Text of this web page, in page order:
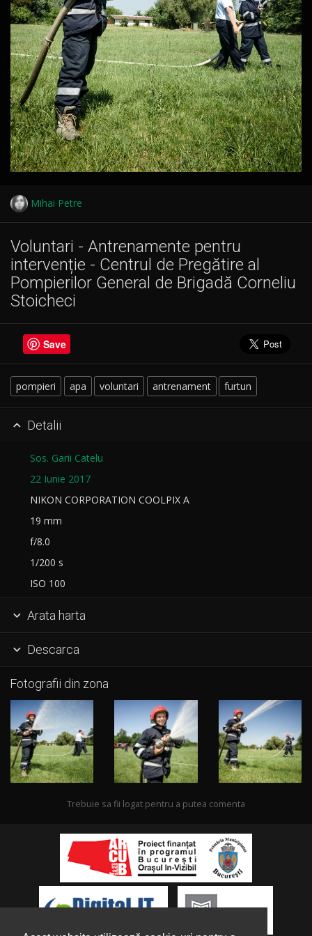
Mihai Petre
Voluntari - Antrenamente pentru
intervenție - Centrul de Pregătire al
Pompierilor General de Brigadă Corneliu
Stoicheci
Save
pompieri apa voluntari antrenament furtun
 Detalii
Sos. Garii Catelu
22 Iunie 2017
NIKON CORPORATION COOLPIX A
19 mm
f/8.0
1/200 s
ISO 100
 Arata harta
 Descarca
Fotografii din zona
Trebuie sa fii logat pentru a putea comenta